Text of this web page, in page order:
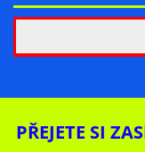
PŘEJETE SI